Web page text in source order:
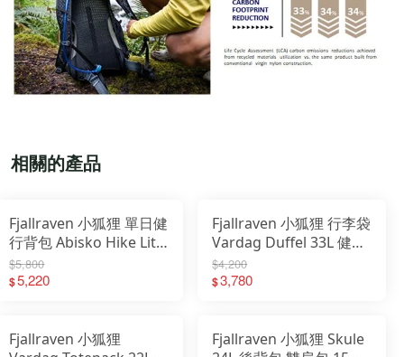
相關的產品
Fjallraven 小狐狸 單日健
行背包 Abisko Hike Lite
20 23200345 23200353
$5,800
$5,220
Fjallraven 小狐狸 行李袋
Vardag Duffel 33L 健身
包 23200342
$4,200
$3,780
Fjallraven 小狐狸
Fjallraven 小狐狸 Skule